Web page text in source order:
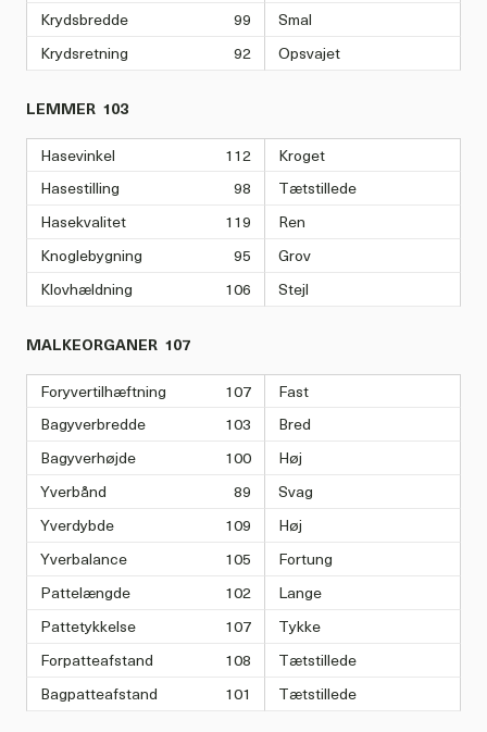
Krydsbredde 99
Smal
Krydsretning
92 Opsvajet
LEMMER 103
Hasevinkel 112
Kroget
Hasestilling
98
Tætstillede
Hasekvalitet
119
Ren
Knoglebygning
95
Grov
Klovhældning
106 Stejl
MALKEORGANER 107
Foryvertilhæftning 107
Fast
Bagyverbredde
103
Bred
Bagyverhøjde
100
Høj
Yverbånd
89
Svag
Yverdybde
109
Høj
Yverbalance
105
Fortung
Pattelængde
102
Lange
Pattetykkelse
107
Tykke
Forpatteafstand
108
Tætstillede
Bagpatteafstand
101 Tætstillede